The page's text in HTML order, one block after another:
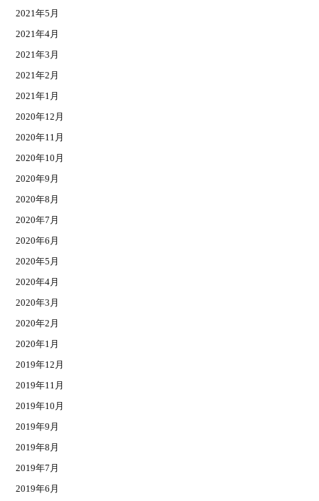
2021年5月
2021年4月
2021年3月
2021年2月
2021年1月
2020年12月
2020年11月
2020年10月
2020年9月
2020年8月
2020年7月
2020年6月
2020年5月
2020年4月
2020年3月
2020年2月
2020年1月
2019年12月
2019年11月
2019年10月
2019年9月
2019年8月
2019年7月
2019年6月